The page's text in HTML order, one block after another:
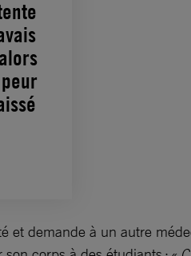
et demande à un autre